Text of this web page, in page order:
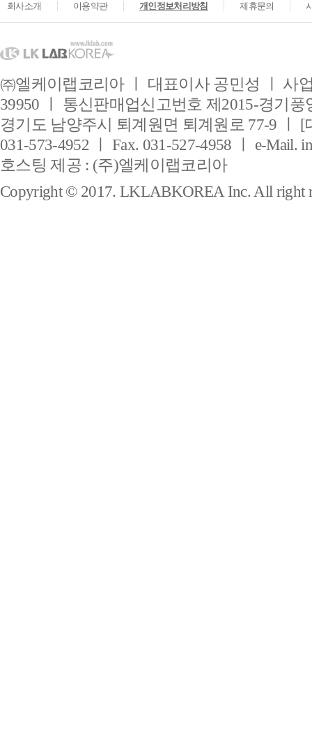
회사소개 이용약관 개인정보처리방침 제휴문의
㈜엘케이랩코리아 ㅣ 대표이사 공민성 ㅣ 사
39950 ㅣ 통신판매업신고번호 제2015-경기풍
경기도 남양주시 퇴계원면 퇴계원로 77-9 ㅣ [
031-573-4952 ㅣ Fax. 031-527-4958 ㅣ e-Mail.
호스팅 제공 : (주)엘케이랩코리아
Copyright © 2017. LKLABKOREA Inc. All right